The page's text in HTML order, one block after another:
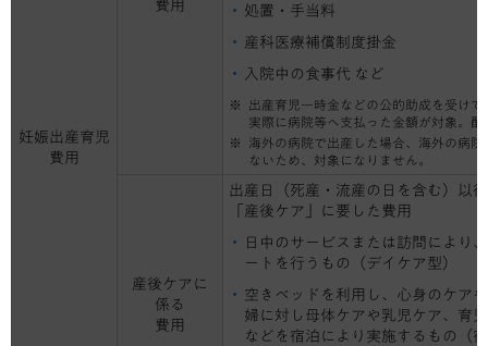
妊娠出産育児
費用
費用 処置・手当料
産科医療補償制度掛金
入院中の食事代 など
出産育児一時金などの公的助成を受け
実際に病院等へ支払った金額が対象。
海外の病院で出産した場合、海外の病
ないため、対象になりません。
産後ケアに
係る
費用
出産日（死産・流産の日を含む）以
「産後ケア」に要した費用
日中のサービスまたは訪問により
ートを行うもの（デイケア型）
空きベッドを利用し、心身のケア
婦に対し母体ケアや乳児ケア、育
などを宿泊により実施するもの（